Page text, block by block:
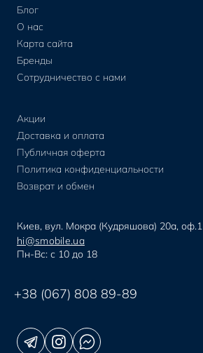
Блог
О нас
Карта сайта
Бренды
Сотрудничество с нами
Акции
Доставка и оплата
Публичная оферта
Политика конфиденциальности
Возврат и обмен
Киев, вул. Мокра (Кудряшова) 20а, оф.1
hi@smobile.ua
Пн-Вс: с 10 до 18
+38 (067) 808 89-89